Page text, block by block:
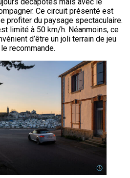
Ce circuit présenté est
profiter du paysage spectaculaire.
limité à 50 km/h. Néanmoins, ce
d’être un joli terrain de jeu
recommande.